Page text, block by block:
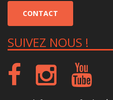
CONTACT
SUIVEZ NOUS !